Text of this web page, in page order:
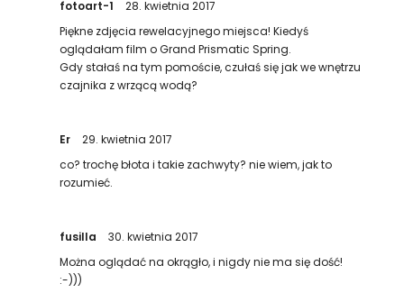
fotoart-1
28. kwietnia 2017
Piękne zdjęcia rewelacyjnego miejsca! Kiedyś
oglądałam film o Grand Prismatic Spring.
Gdy stałaś na tym pomoście, czułaś się jak we wnętrzu
czajnika z wrzącą wodą?
Er
29. kwietnia 2017
co? trochę błota i takie zachwyty? nie wiem, jak to
rozumieć.
fusilla
30. kwietnia 2017
Można oglądać na okrągło, i nigdy nie ma się dość!
:-)))